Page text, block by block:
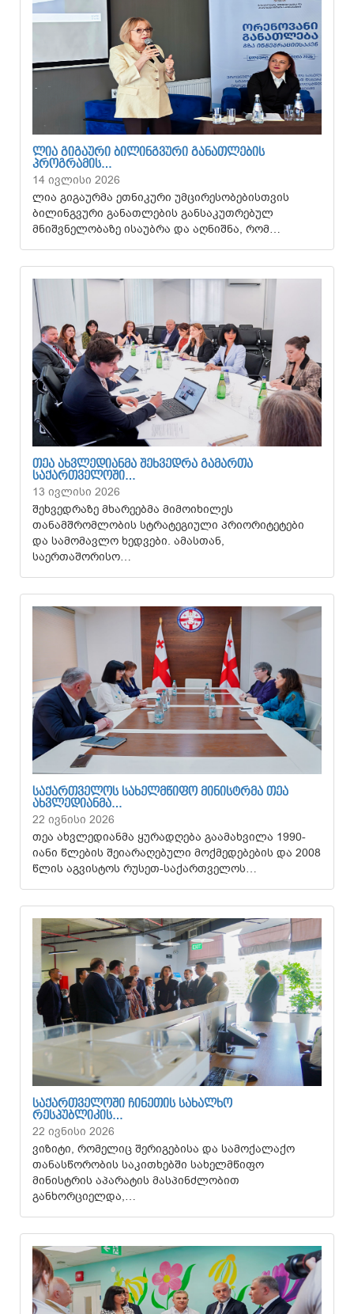
ᲚᲘᲐ ᲒᲘᲒᲐᲣᲠᲘ ᲑᲘᲚᲘᲜᲒᲕᲣᲠᲘ ᲒᲐᲜᲐᲗᲚᲔᲑᲘᲡ
ᲞᲠᲝᲒᲠᲐᲛᲘᲡ…
14 ივლისი 2026
ლია გიგაურმა ეთნიკური უმცირესობებისთვის
ბილინგვური განათლების განსაკუთრებულ
მნიშვნელობაზე ისაუბრა და აღნიშნა, რომ…
ᲗᲔᲐ ᲐᲮᲕᲚᲔᲓᲘᲐᲜᲛᲐ ᲨᲔᲮᲕᲔᲓᲠᲐ ᲒᲐᲛᲐᲠᲗᲐ
ᲡᲐᲥᲐᲠᲗᲕᲔᲚᲝᲨᲘ…
13 ივლისი 2026
შეხვედრაზე მხარეებმა მიმოიხილეს
თანამშრომლობის სტრატეგიული პრიორიტეტები
და სამომავლო ხედვები. ამასთან,
საერთაშორისო…
ᲡᲐᲥᲐᲠᲗᲕᲔᲚᲝᲡ ᲡᲐᲮᲔᲚᲛᲬᲘᲤᲝ ᲛᲘᲜᲘᲡᲢᲠᲛᲐ ᲗᲔᲐ
ᲐᲮᲕᲚᲔᲓᲘᲐᲜᲛᲐ…
22 ივნისი 2026
თეა ახვლედიანმა ყურადღება გაამახვილა 1990-
იანი წლების შეიარაღებული მოქმედებების და 2008
წლის აგვისტოს რუსეთ-საქართველოს…
ᲡᲐᲥᲐᲠᲗᲕᲔᲚᲝᲨᲘ ᲩᲘᲜᲔᲗᲘᲡ ᲡᲐᲮᲐᲚᲮᲝ
ᲠᲔᲡᲞᲣᲑᲚᲘᲙᲘᲡ…
22 ივნისი 2026
ვიზიტი, რომელიც შერიგებისა და სამოქალაქო
თანასწორობის საკითხებში სახელმწიფო
მინისტრის აპარატის მასპინძლობით
განხორციელდა,…